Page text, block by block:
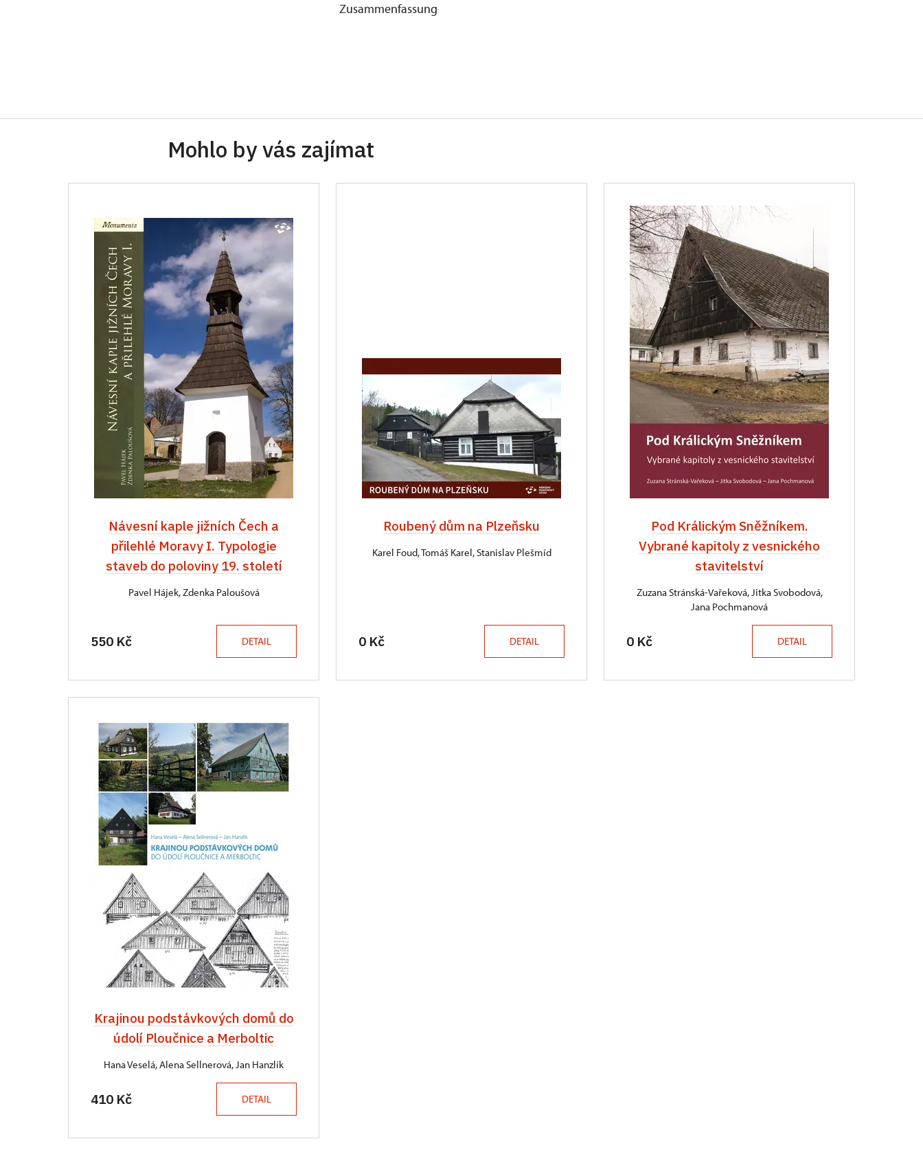
Zusammenfassung
Mohlo by vás zajímat
Návesní kaple jižních Čech a
přilehlé Moravy I. Typologie
staveb do poloviny 19. století
Pavel Hájek, Zdenka Paloušová
550 Kč DETAIL
Roubený dům na Plzeňsku
Karel Foud, Tomáš Karel, Stanislav Plešmíd
0 Kč DETAIL
Pod Králickým Sněžníkem.
Vybrané kapitoly z vesnického
stavitelství
Zuzana Stránská-Vařeková, Jitka Svobodová,
Jana Pochmanová
0 Kč DETAIL
Krajinou podstávkových domů do
údolí Ploučnice a Merboltic
Hana Veselá, Alena Sellnerová, Jan Hanzlík
410 Kč DETAIL